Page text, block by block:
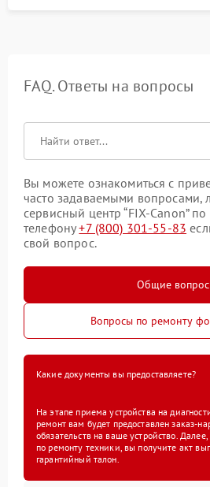
FAQ. Ответы на вопросы
Вы можете ознакомиться с
часто задаваемыми вопросами,
сервисный центр “FIX-Canon”
телефону+7 (800) 301-55-83
свой вопрос.
Общие
Вопросы по ремонту
Какие документы вы предоставляете?
На этапе приема устройства на
ремонт вам будет предоставлен заказ-
обязательств на ваше устройство.
по ремонту техники, вы получите акт
гарантийный талон.